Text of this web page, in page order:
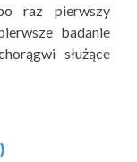
raz pierwszy
badanie
służące